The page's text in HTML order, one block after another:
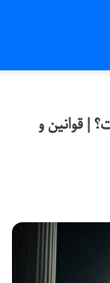
| قوانین و